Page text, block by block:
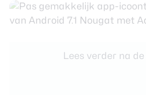
Lees verder na